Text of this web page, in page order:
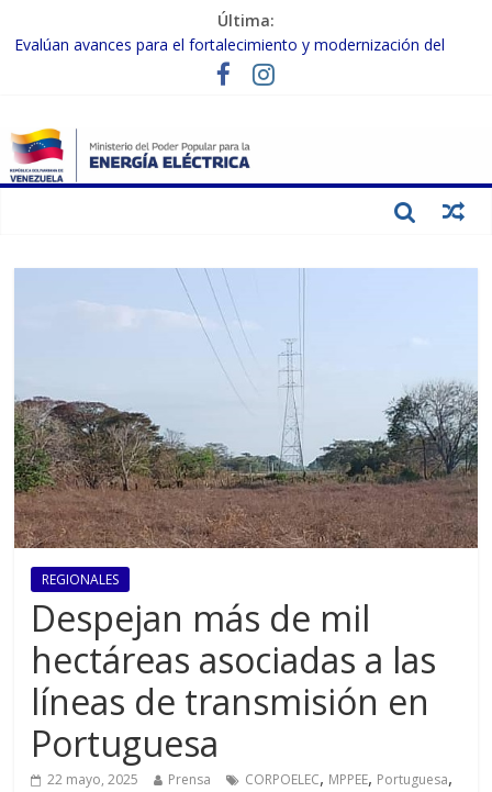
Última:
Evalúan avances para el fortalecimiento y modernización del
Inspeccionan trabajos de rehabilitación en instalaciones del SEN
Gobierno Nacional activa plan preventivo para fortalecer el SEN
ante el fenómeno de El Niño
Termocarabobo recupera el 50% de su capacidad de generación
REGIONALES
Despejan más de mil
hectáreas asociadas a las
líneas de transmisión en
Portuguesa
22 mayo, 2025 Prensa CORPOELEC, MPPEE, Portuguesa,